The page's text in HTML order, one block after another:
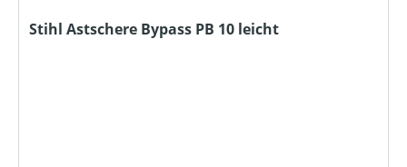
Stihl Astschere Bypass PB 10 leicht